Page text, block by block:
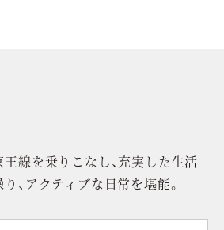
線を乗りこなし、充実した生活
、アクティブな日常を堪能。